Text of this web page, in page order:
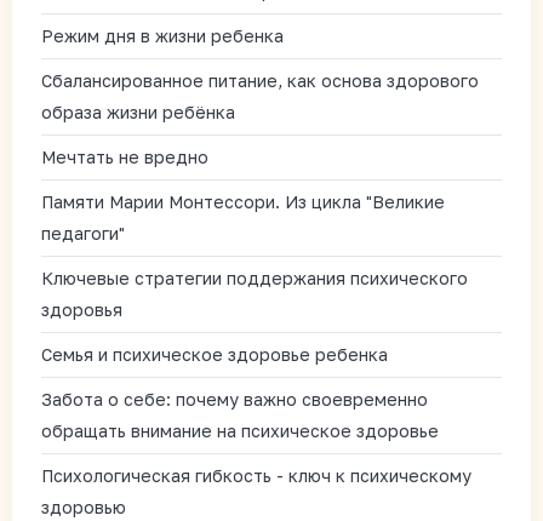
Режим дня в жизни ребенка
Сбалансированное питание, как основа здорового
образа жизни ребёнка
Мечтать не вредно
Памяти Марии Монтессори. Из цикла "Великие
педагоги"
Ключевые стратегии поддержания психического
здоровья
Семья и психическое здоровье ребенка
Забота о себе: почему важно своевременно
обращать внимание на психическое здоровье
Психологическая гибкость - ключ к психическому
здоровью